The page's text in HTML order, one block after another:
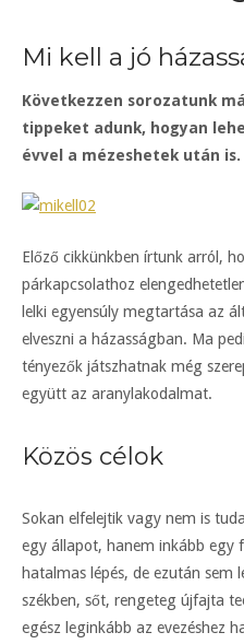
Mi kell a jó
Következzen sorozatunk
tippeket adunk, hogyan
évvel a mézeshetek után is.
Előző cikkünkben írtunk arról,
párkapcsolathoz
lelki egyensúly megtartása az
elveszni a házasságban. Ma
tényezők játszhatnak még
együtt az aranylakodalmat.
Közös célok
Sokan elfelejtik vagy nem is
egy állapot, hanem inkább egy
hatalmas lépés, de ezután sem
székben, sőt, rengeteg újfajta
egész leginkább az evezéshez